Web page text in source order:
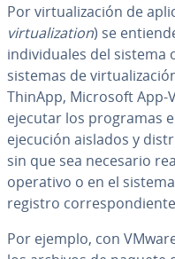
Por vi­r­tua­li­za­ción de
vi­r­tua­li­za­tion) se
in­di­vi­dua­les del sistema
sistemas de
ThinApp, Microsoft App-
ejecutar los programas
ejecución aislados y
sin que sea necesario
operativo o en el
registro
Por ejemplo, con